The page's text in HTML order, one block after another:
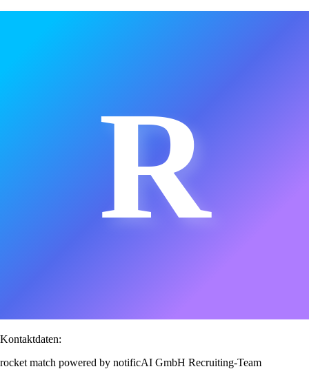
R
Kontaktdaten:
rocket match powered by notificAI GmbH Recruiting-Team